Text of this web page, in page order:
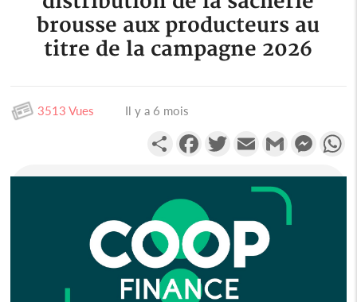
brousse aux producteurs au
titre de la campagne 2026
3513 Vues Il y a 6 mois
PartagerFacebookTwitterEmail Gmail